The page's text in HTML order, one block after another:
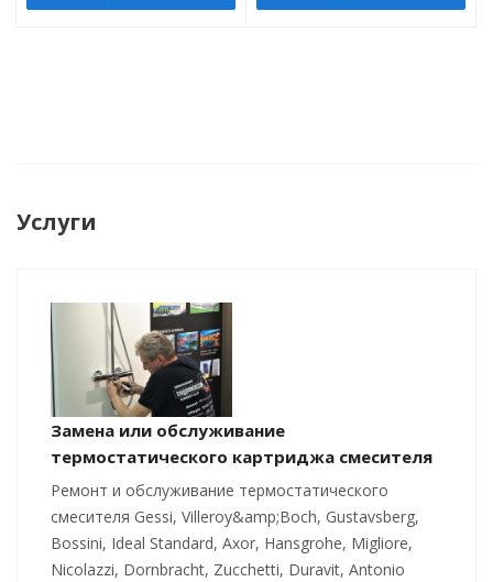
Услуги
Замена или обслуживание
термостатического картриджа смесителя
Ремонт и обслуживание термостатического
смесителя Gessi, Villeroy&amp;Boch, Gustavsberg,
Bossini, Ideal Standard, Axor, Hansgrohe, Migliore,
Nicolazzi, Dornbracht, Zucchetti, Duravit, Antonio